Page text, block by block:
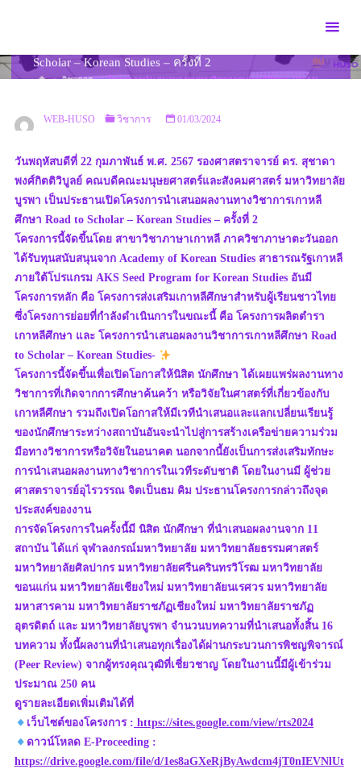
Scholar – Korean Studies – ครั้งที่ 2
HOMEวิชาการ
โครงการนำเสนอผลงานทางวิชาการเกาหลีศึกษา ROAD
WEB-HUSO วิชาการ 01/03/2024
วันพฤหัสบดีที่ 22 กุมภาพันธ์ พ.ศ. 2567 รองศาสตราจารย์ ดร. สุชาดา
พงศ์กิตติวิบูลย์ คณบดีคณะมนุษยศาสตร์และสังคมศาสตร์ มหาวิทยาลัย
บูรพา เป็นประธานเปิดโครงการนำเสนอผลงานทางวิชาการเกาหลี
ศึกษา Road to Scholar – Korean Studies – ครั้งที่ 2
โครงการนี้จัดขึ้นโดย สาขาวิชาภาษาเกาหลี ภาควิชาภาษาตะวันออก
ได้รับทุนสนับสนุนจาก Academy of Korean Studies สาธารณรัฐเกาหลี
ภายใต้โปรแกรม AKS Seed Program for Korean Studies อันมี
โครงการหลัก คือ โครงการส่งเสริมเกาหลีศึกษาสำหรับผู้เรียนชาวไทย
ซึ่งโครงการย่อยที่กำลังดำเนินการในขณะนี้ คือ โครงการผลิตตำรา
เกาหลีศึกษา และ โครงการนำเสนอผลงานวิชาการเกาหลีศึกษา Road
to Scholar – Korean Studies-
โครงการนี้จัดขึ้นเพื่อเปิดโอกาสให้นิสิต นักศึกษา ได้เผยแพร่ผลงานทาง
วิชาการที่เกิดจากการศึกษาค้นคว้า หรือวิจัยในศาสตร์ที่เกี่ยวข้องกับ
เกาหลีศึกษา รวมถึงเปิดโอกาสให้มีเวทีนำเสนอและแลกเปลี่ยนเรียนรู้
ของนักศึกษาระหว่างสถาบันอันจะนำไปสู่การสร้างเครือข่ายความร่วม
มือทางวิชาการหรือวิจัยในอนาคต นอกจากนี้ยังเป็นการส่งเสริมทักษะ
การนำเสนอผลงานทางวิชาการในเวทีระดับชาติ โดยในงานมี ผู้ช่วย
ศาสตราจารย์อุไรวรรณ จิตเป็นธม คิม ประธานโครงการกล่าวถึงจุด
ประสงค์ของงาน
การจัดโครงการในครั้งนี้มี นิสิต นักศึกษา ที่นำเสนอผลงานจาก 11
สถาบัน ได้แก่ จุฬาลงกรณ์มหาวิทยาลัย มหาวิทยาลัยธรรมศาสตร์
มหาวิทยาลัยศิลปากร มหาวิทยาลัยศรีนครินทรวิโรฒ มหาวิทยาลัย
ขอนแก่น มหาวิทยาลัยเชียงใหม่ มหาวิทยาลัยนเรศวร มหาวิทยาลัย
มหาสารคาม มหาวิทยาลัยราชภัฏเชียงใหม่ มหาวิทยาลัยราชภัฏ
อุตรดิตถ์ และ มหาวิทยาลัยบูรพา จำนวนบทความที่นำเสนอทั้งสิ้น 16
บทความ ทั้งนี้ผลงานที่นำเสนอทุกเรื่องได้ผ่านกระบวนการพิชญพิจารณ์
(Peer Review) จากผู้ทรงคุณวุฒิที่เชี่ยวชาญ โดยในงานนี้มีผู้เข้าร่วม
ประมาณ 250 คน
ดูรายละเอียดเพิ่มเติมได้ที่
เว็บไซต์ของโครงการ : https://sites.google.com/view/rts2024
ดาวน์โหลด E-Proceeding :
https://drive.google.com/file/d/1es8aGXeRjByAwdcm4jT0nIEVNlUt